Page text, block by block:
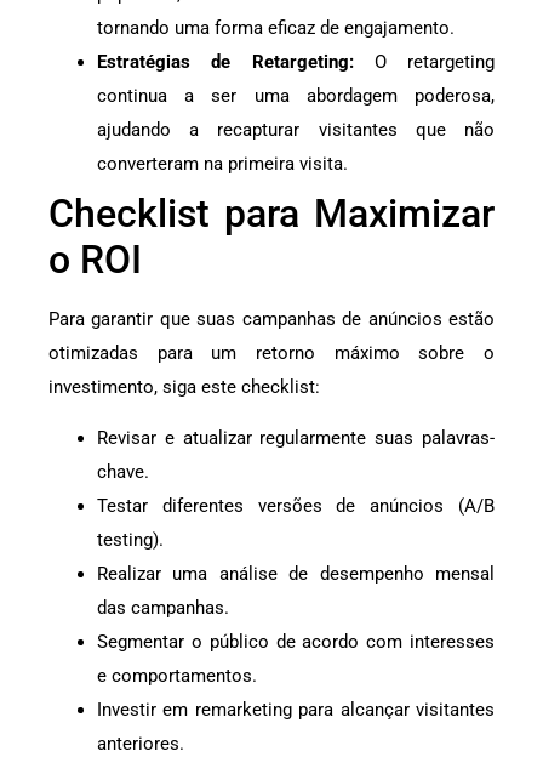
tornando uma forma eficaz de engajamento.
Estratégias de Retargeting:O retargeting
continua a ser uma abordagem poderosa,
ajudando a recapturar visitantes que não
converteram na primeira visita.
Checklist para Maximizar
o ROI
Para garantir que suas campanhas de anúncios estão
otimizadas para um retorno máximo sobre o
investimento, siga este checklist:
Revisar e atualizar regularmente suas palavras-
chave.
Testar diferentes versões de anúncios (A/B
testing).
Realizar uma análise de desempenho mensal
das campanhas.
Segmentar o público de acordo com interesses
e comportamentos.
Investir em remarketing para alcançar visitantes
anteriores.